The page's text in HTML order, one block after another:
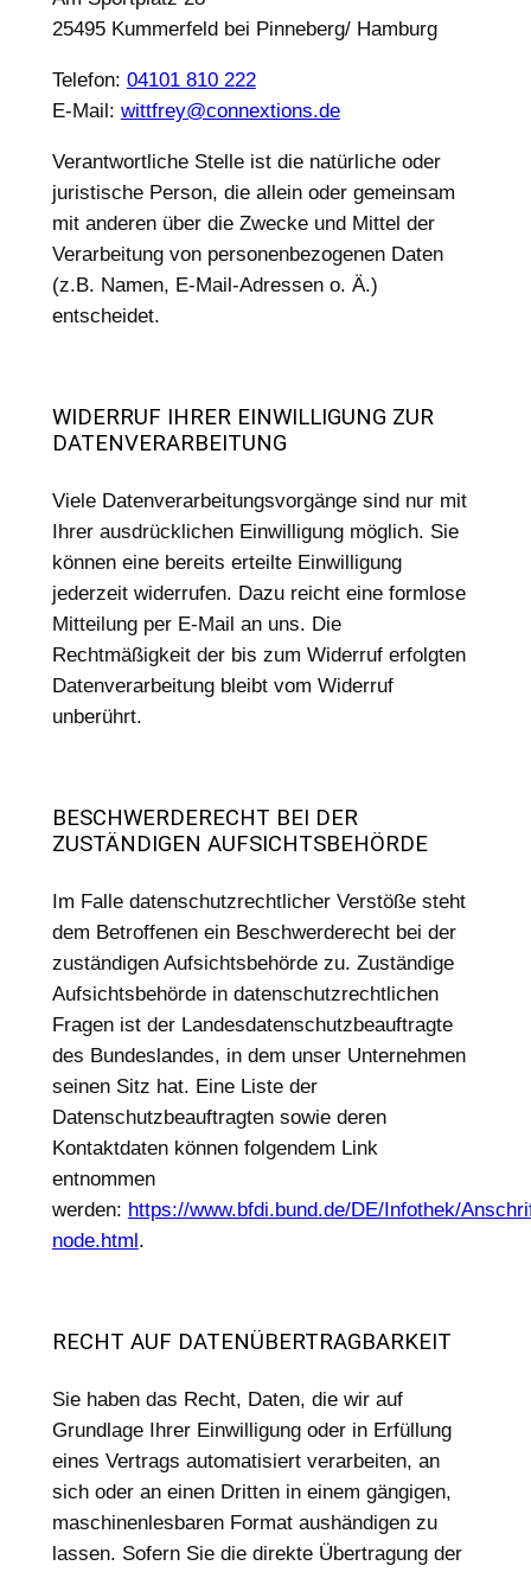
25495 Kummerfeld bei Pinneberg/ Hamburg
Telefon: 04101 810 222
E-Mail: wittfrey@connextions.de
Verantwortliche Stelle ist die natürliche oder
juristische Person, die allein oder gemeinsam
mit anderen über die Zwecke und Mittel der
Verarbeitung von personenbezogenen Daten
(z.B. Namen, E-Mail-Adressen o. Ä.)
entscheidet.
WIDERRUF IHRER EINWILLIGUNG ZUR
DATENVERARBEITUNG
Viele Datenverarbeitungsvorgänge sind nur mit
Ihrer ausdrücklichen Einwilligung möglich. Sie
können eine bereits erteilte Einwilligung
jederzeit widerrufen. Dazu reicht eine formlose
Mitteilung per E-Mail an uns. Die
Rechtmäßigkeit der bis zum Widerruf erfolgten
Datenverarbeitung bleibt vom Widerruf
unberührt.
BESCHWERDERECHT BEI DER
ZUSTÄNDIGEN AUFSICHTSBEHÖRDE
Im Falle datenschutzrechtlicher Verstöße steht
dem Betroffenen ein Beschwerderecht bei der
zuständigen Aufsichtsbehörde zu. Zuständige
Aufsichtsbehörde in datenschutzrechtlichen
Fragen ist der Landesdatenschutzbeauftragte
des Bundeslandes, in dem unser Unternehmen
seinen Sitz hat. Eine Liste der
Datenschutzbeauftragten sowie deren
Kontaktdaten können folgendem Link
entnommen
werden: https://www.bfdi.bund.de/DE/Infothek/
node.html.
RECHT AUF DATENÜBERTRAGBARKEIT
Sie haben das Recht, Daten, die wir auf
Grundlage Ihrer Einwilligung oder in Erfüllung
eines Vertrags automatisiert verarbeiten, an
sich oder an einen Dritten in einem gängigen,
maschinenlesbaren Format aushändigen zu
lassen. Sofern Sie die direkte Übertragung der